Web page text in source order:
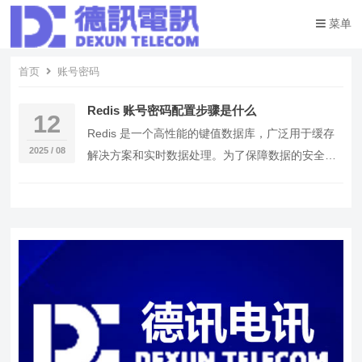
菜单
首页 账号密码
12
2025 / 08
Redis 账号密码配置步骤是什么
Redis 是一个高性能的键值数据库，广泛用于缓存
解决方案和实时数据处理。为了保障数据的安全